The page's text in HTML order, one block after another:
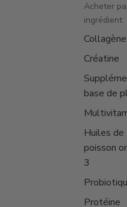
Acheter
ingrédient
Collagène
Créatine
base de
Huiles de
poisson
3
Protéine